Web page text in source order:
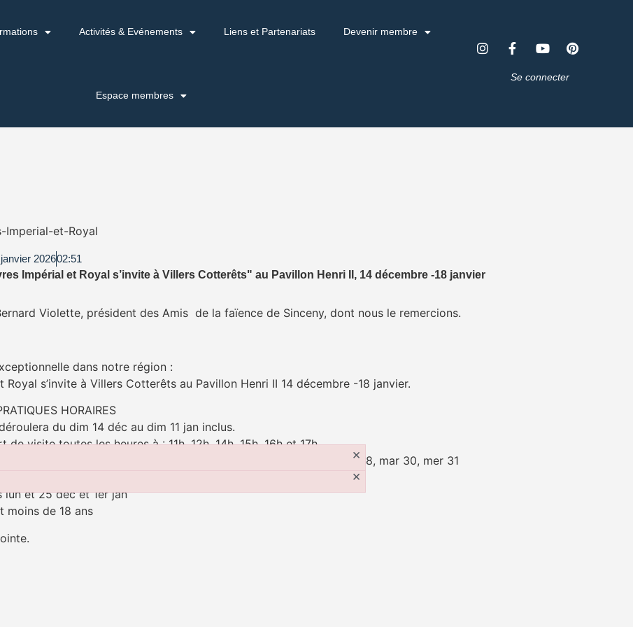
Activités & Evénements Liens et Partenariats Devenir membre
Espace membres
Se connecter
Imperial-et-Royal
202602:51
Impérial et Royal s’invite à Villers Cotterêts" au Pavillon Henri II, 14 décembre -18 janvier
Violette, président des Amis de la faïence de Sinceny, dont nous le remercions.
dans notre région :
Royal s’invite à Villers Cotterêts au Pavillon Henri II 14 décembre -18 janvier.
HORAIRES
du dim 14 déc au dim 11 jan inclus.
de visite toutes les heures à : 11h, 12h, 14h, 15h, 16h et 17h
: dim 14, sam 20, dim 21, mar 23, mer 24, ven 26, sam 27, dim 28, mar 30, mer 31
: ven 2, sam 3, dim 4, sam 10, dim 11
lun et 25 déc et 1er jan
moins de 18 ans
×
×